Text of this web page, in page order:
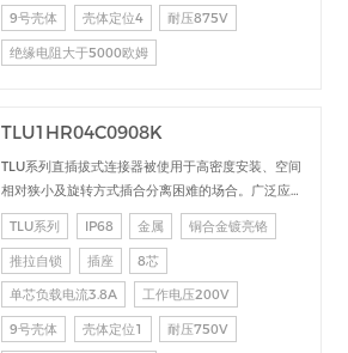
9号壳体 壳体定位4 耐压875V
绝缘电阻大于5000欧姆
TLU1HR04C0908K
TLU系列直插拔式连接器被使用于高密度安装、空间
相对狭小及旋转方式插合分离困难的场合。广泛应用
于电台设备、加固计算机、医疗设备、测试检测设
备、音频视频设备、数据采集、工业控制等场合的交
直流、高速、射频、光纤等的信号连接传输。
TLU系列 IP68 金属 铜合金镀亮铬
推拉自锁 插座 8芯
单芯负载电流3.8A 工作电压200V
9号壳体 壳体定位1 耐压750V